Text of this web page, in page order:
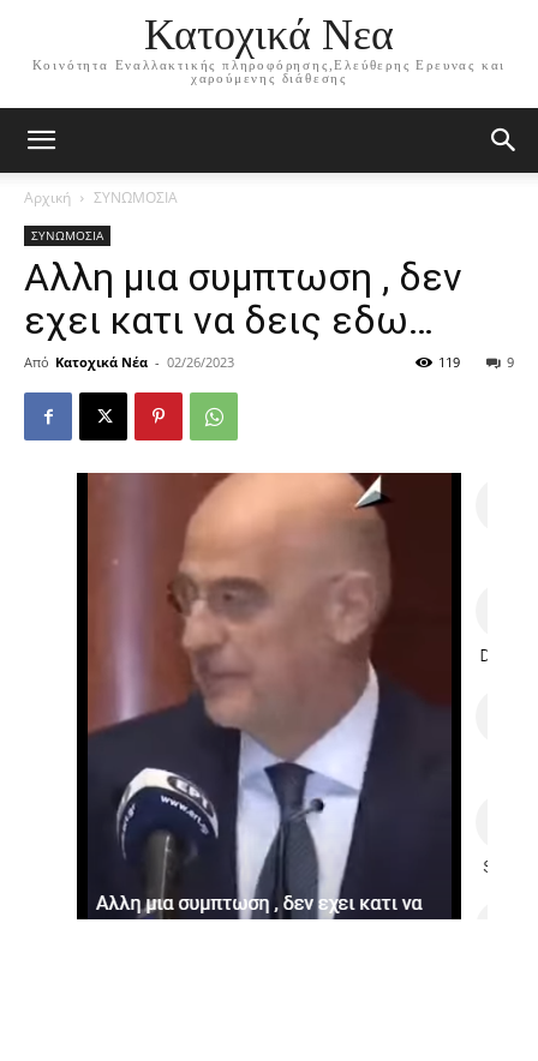
Κατοχικά Νεα
Κοινότητα Εναλλακτικής πληροφόρησης,Ελεύθερης Ερευνας και
χαρούμενης διάθεσης
Αρχική ΣΥΝΩΜΟΣΙΑ
ΣΥΝΩΜΟΣΙΑ
Αλλη μια συμπτωση , δεν
εχει κατι να δεις εδω…
Από Κατοχικά Νέα - 02/26/2023 9
119